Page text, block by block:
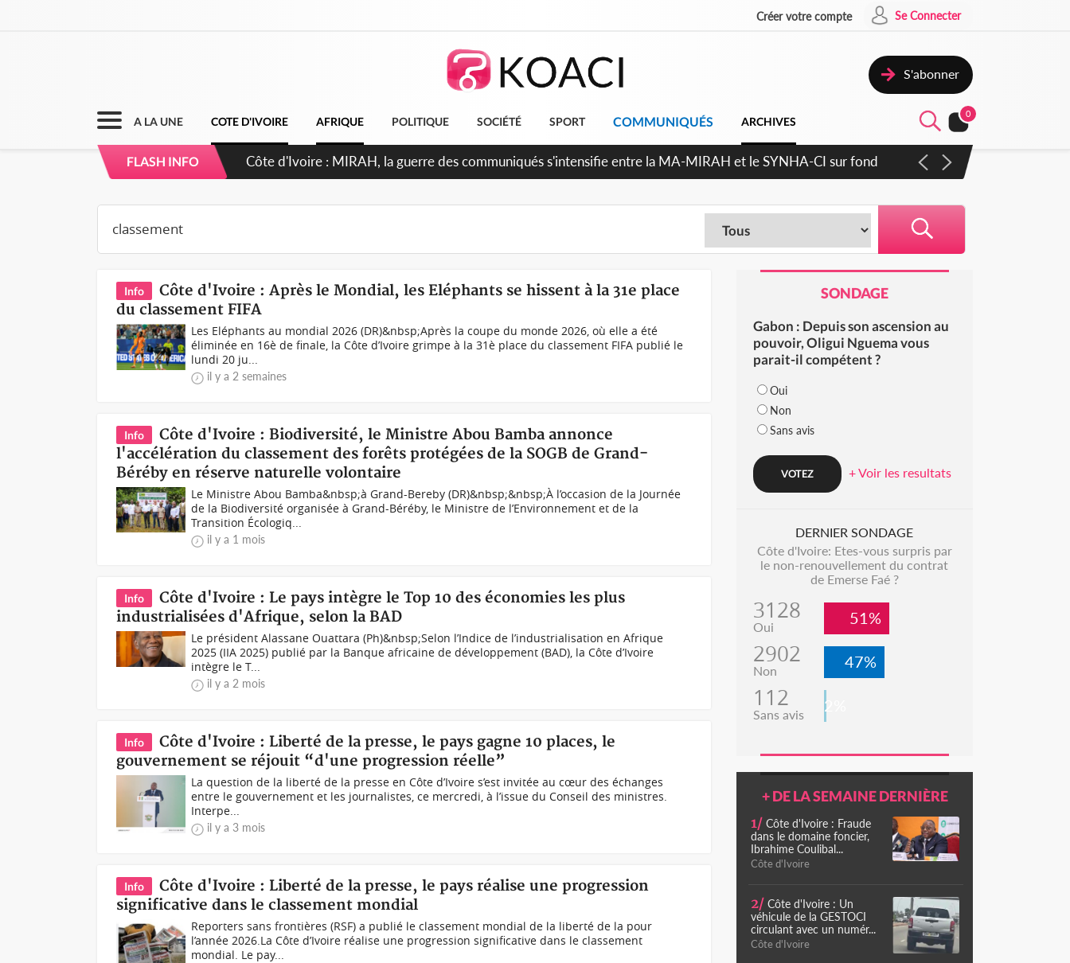
Créer votre compte Se Connecter
S'abonner
A LA UNE COTE D'IVOIRE AFRIQUE POLITIQUE SOCIÉTÉ SPORT COMMUNIQUÉS ARCHIVES
0
FLASH INFO Côte d'Ivoire : Indépendance 2026, Thiam plaide pour un environnement démocratique plus apaisé
Info
Côte d'Ivoire : Après le Mondial, les Eléphants se hissent à la 31e place
du classement FIFA
Les Eléphants au mondial 2026 (DR)&nbsp;Après la coupe du monde 2026, où elle a été
éliminée en 16è de finale, la Côte d’Ivoire grimpe à la 31è place du classement FIFA publié le
lundi 20 ju...
il y a 2 semaines
Info
Côte d'Ivoire : Biodiversité, le Ministre Abou Bamba annonce
l'accélération du classement des forêts protégées de la SOGB de Grand-
Béréby en réserve naturelle volontaire
Le Ministre Abou Bamba&nbsp;à Grand-Bereby (DR)&nbsp;&nbsp;À l’occasion de la Journée
de la Biodiversité organisée à Grand-Béréby, le Ministre de l’Environnement et de la
Transition Écologiq...
il y a 1 mois
Info
Côte d'Ivoire : Le pays intègre le Top 10 des économies les plus
industrialisées d'Afrique, selon la BAD
Le président Alassane Ouattara (Ph)&nbsp;Selon l’Indice de l’industrialisation en Afrique
2025 (IIA 2025) publié par la Banque africaine de développement (BAD), la Côte d’Ivoire
intègre le T...
il y a 2 mois
Info
Côte d'Ivoire : Liberté de la presse, le pays gagne 10 places, le
gouvernement se réjouit “d'une progression réelle”
La question de la liberté de la presse en Côte d’Ivoire s’est invitée au cœur des échanges
entre le gouvernement et les journalistes, ce mercredi, à l’issue du Conseil des ministres.
Interpe...
il y a 3 mois
Info
Côte d'Ivoire : Liberté de la presse, le pays réalise une progression
significative dans le classement mondial
Reporters sans frontières (RSF) a publié le classement mondial de la liberté de la pour
l’année 2026.La Côte d’Ivoire réalise une progression significative dans le classement
mondial. Le pay...
SONDAGE
Gabon : Depuis son ascension au
pouvoir, Oligui Nguema vous
parait-il compétent ?
Oui
Non
Sans avis
+ Voir les resultats
DERNIER SONDAGE
Côte d'Ivoire: Etes-vous surpris par
le non-renouvellement du contrat
de Emerse Faé ?
3128
Oui 51%
2902
Non 47%
112
Sans avis 2%
+ DE LA SEMAINE DERNIÈRE
1/ Côte d'Ivoire : Fraude
dans le domaine foncier,
Ibrahime Coulibal...
Côte d'Ivoire
2/ Côte d'Ivoire : Un
véhicule de la GESTOCI
circulant avec un numér...
Côte d'Ivoire